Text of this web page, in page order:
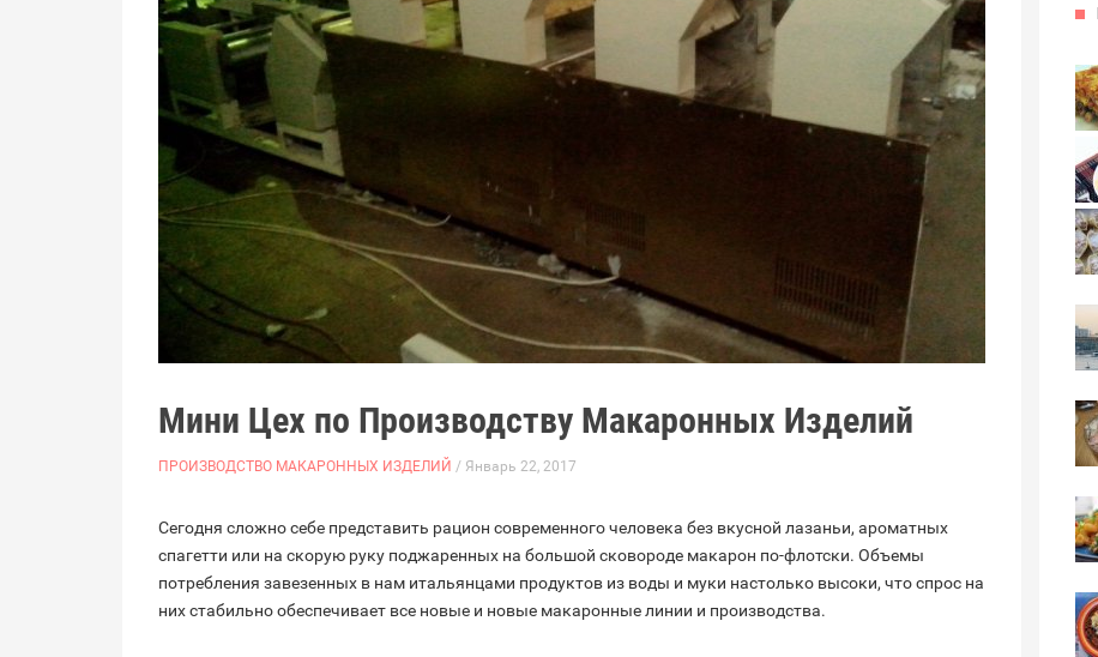
Мини Цех по Производству Макаронных Изделий
ПРОИЗВОДСТВО МАКАРОННЫХ ИЗДЕЛИЙ / Январь 22, 2017
Сегодня сложно себе представить рацион современного человека без вкусной лазаньи, ароматных
спагетти или на скорую руку поджаренных на большой сковороде макарон по-флотски. Объемы
потребления завезенных в нам итальянцами продуктов из воды и муки настолько высоки, что спрос на
них стабильно обеспечивает все новые и новые макаронные линии и производства.